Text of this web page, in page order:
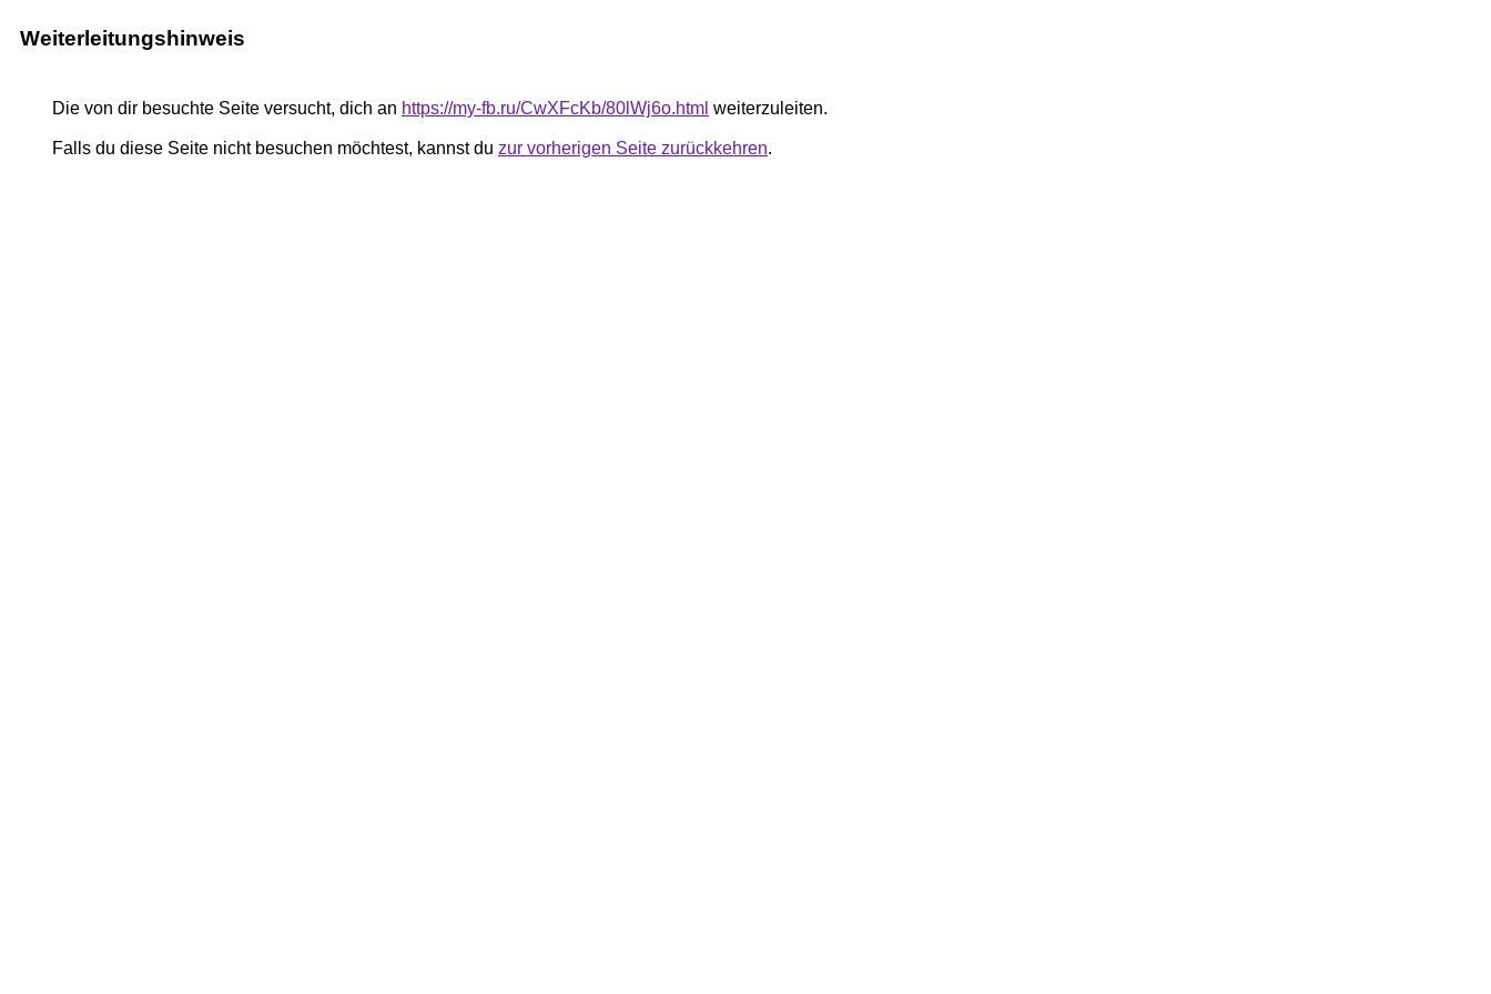
Weiterleitungshinweis
Die von dir besuchte Seite versucht, dich an https://my-fb.ru/CwXFcKb/80lWj6o.html weiterzuleiten.
Falls du diese Seite nicht besuchen möchtest, kannst du zur vorherigen Seite zurückkehren.